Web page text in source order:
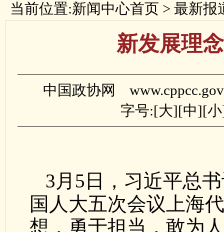
当前位置:新闻中心首页 > 最新报
新发展理
中国政协网
字号:[大][中][小
3月5日，习近平总
国人大五次会议上海
想，勇于担当，敢为